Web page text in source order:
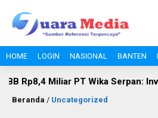
HOME LOGIN NASIONAL BANTEN
PT Wika Serpan: Investor
Beranda / Uncategorized